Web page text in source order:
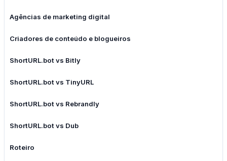
Agências de marketing digital
Criadores de conteúdo e blogueiros
ShortURL.bot vs Bitly
ShortURL.bot vs TinyURL
ShortURL.bot vs Rebrandly
ShortURL.bot vs Dub
Roteiro